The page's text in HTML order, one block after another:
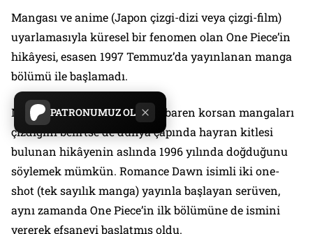
PATRONUMUZ OL
Mangası ve anime (Japon çizgi-dizi veya çizgi-film)
uyarlamasıyla küresel bir fenomen olan One Piece’in
hikâyesi, esasen 1997 Temmuz’da yayınlanan manga
bölümü ile başlamadı.
Mangaka, yedinci sınıftan itibaren korsan mangaları
çizdiğini belirtse de dünya çapında hayran kitlesi
bulunan hikâyenin aslında 1996 yılında doğduğunu
söylemek mümkün. Romance Dawn isimli iki one-
shot (tek sayılık manga) yayınla başlayan serüven,
aynı zamanda One Piece’in ilk bölümüne de ismini
vererek efsaneyi başlatmış oldu.